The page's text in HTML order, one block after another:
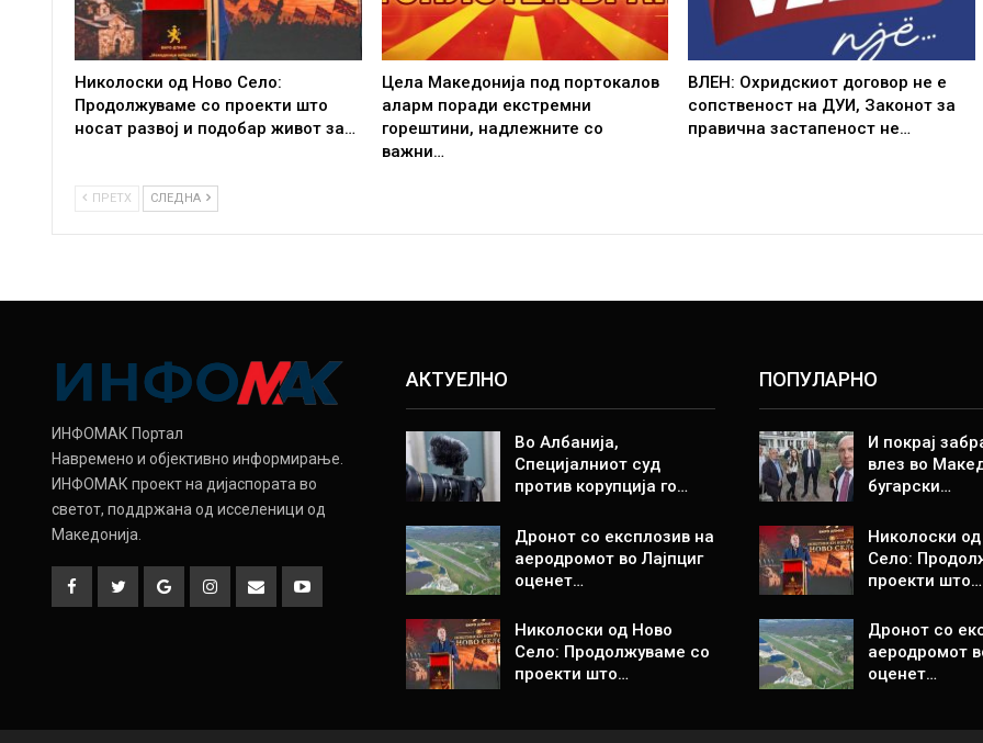
Николоски од Ново Село:
Продолжуваме со проекти што
носат развој и подобар живот за…
Цела Македонија под портокалов
аларм поради екстремни
горештини, надлежните со
важни…
ВЛЕН: Охридскиот договор не е
сопственост на ДУИ, Законот за
правична застапеност не…
ПРЕТХ СЛЕДНА
ИНФОМАК Портал
Навремено и објективно информирање.
ИНФОМАК проект на дијаспората во
светот, поддржана од исселеници од
Македонија.
АКТУЕЛНО
Во Албанија,
Специјалниот суд
против корупција го…
Дронот со експлозив на
аеродромот во Лајпциг
оценет…
Николоски од Ново
Село: Продолжуваме со
проекти што…
ПОПУЛАРНО
И покрај
влез во
бугарски…
Николоски
Село:
проекти што…
Дронот со
аеродромот
оценет…